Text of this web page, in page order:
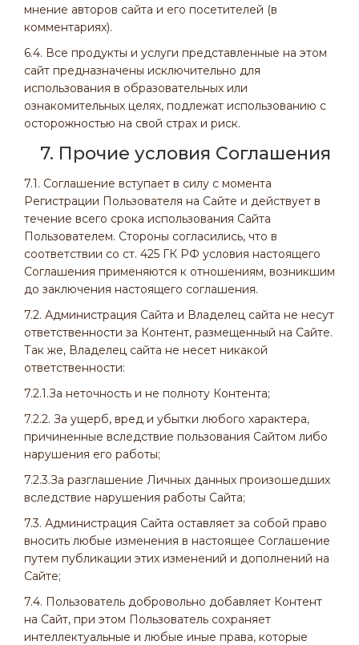
мнение авторов сайта и его посетителей (в
комментариях).
6.4. Все продукты и услуги представленные на этом
сайт предназначены исключительно для
использования в образовательных или
ознакомительных целях, подлежат использованию с
осторожностью на свой страх и риск.
7. Прочие условия Соглашения
7.1. Соглашение вступает в силу с момента
Регистрации Пользователя на Сайте и действует в
течение всего срока использования Сайта
Пользователем. Стороны согласились, что в
соответствии со ст. 425 ГК РФ условия настоящего
Соглашения применяются к отношениям, возникшим
до заключения настоящего соглашения.
7.2. Администрация Сайта и Владелец сайта не несут
ответственности за Контент, размещенный на Сайте.
Так же, Владелец сайта не несет никакой
ответственности:
7.2.1.За неточность и не полноту Контента;
7.2.2. За ущерб, вред и убытки любого характера,
причиненные вследствие пользования Сайтом либо
нарушения его работы;
7.2.3.За разглашение Личных данных произошедших
вследствие нарушения работы Сайта;
7.3. Администрация Сайта оставляет за собой право
вносить любые изменения в настоящее Соглашение
путем публикации этих изменений и дополнений на
Сайте;
7.4. Пользователь добровольно добавляет Контент
на Сайт, при этом Пользователь сохраняет
интеллектуальные и любые иные права, которые